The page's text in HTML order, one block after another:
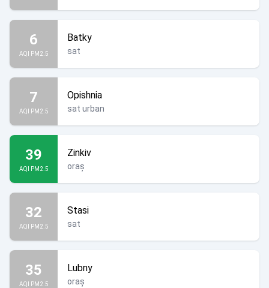
6
AQI PM2.5
Batky
sat
7
AQI PM2.5
Opishnia
sat urban
39
AQI PM2.5
Zinkiv
oraș
32
AQI PM2.5
Stasi
sat
35
AQI PM2.5
Lubny
oraș